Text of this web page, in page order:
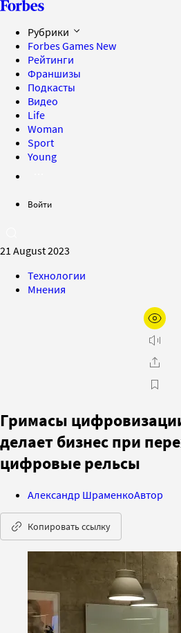
Рубрики
Forbes Games New
Рейтинги
Франшизы
Подкасты
Видео
Life
Woman
Sport
Young
Войти
21 August 2023
Технологии
Мнения
Гримасы
делает бизнес при
цифровые рельсы
Александр ШраменкоАвтор
Копировать ссылку